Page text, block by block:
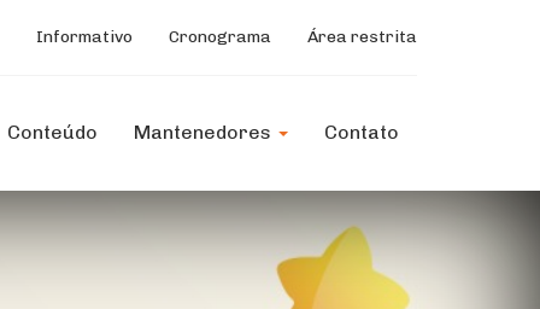
Informativo Cronograma Área restrita
Conteúdo Mantenedores Contato